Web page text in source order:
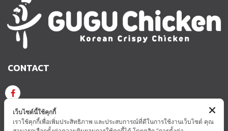
CONTACT
GUGU CHICKEN KOREAN CRISPY CHICKEN
เว็บไซต์นี้ใช้คุกกี้
เราใช้คุกกี้เพื่อเพิ่มประสิทธิภาพ และประสบการณ์ที่ดีในการใช้งานเว็บไซต์ คุณ